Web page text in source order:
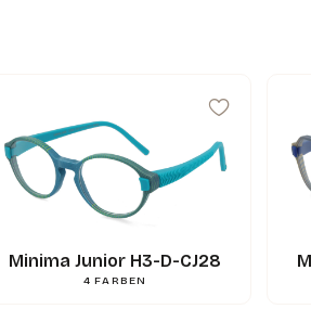
N
Gewicht
Gencod
Minima Junior H3-D-CJ28
4 FARBEN